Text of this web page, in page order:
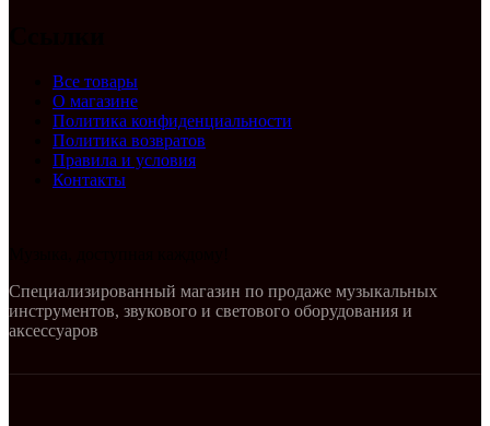
Все товары
О магазине
Политика конфиденциальности
Политика возвратов
Правила и условия
Контакты
Специализированный магазин по продаже музыкальных
инструментов, звукового и светового оборудования и
аксессуаров